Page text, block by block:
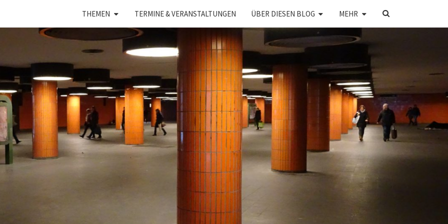
THEMEN TERMINE & VERANSTALTUNGEN ÜBER DIESEN BLOG MEHR
SEARCH
ICON
UNSICHTBARE
STADT
Ein Blog
Von Dr.
Dietrich